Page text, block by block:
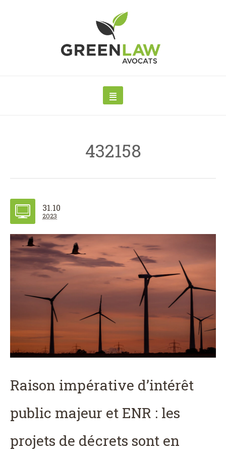
432158
31.10
2023
Raison impérative d’intérêt
public majeur et ENR : les
projets de décrets sont en